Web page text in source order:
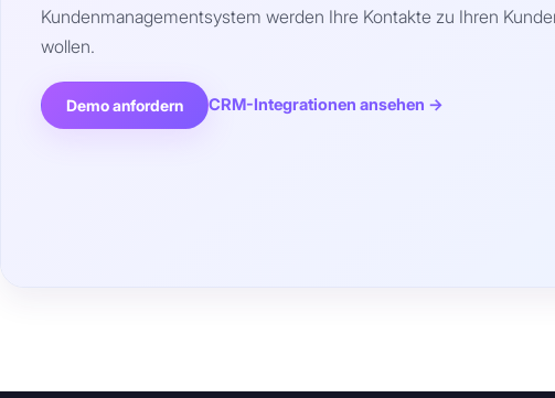
Kundenmanagementsystem werden Ihre Kontakte zu Ihren
wollen.
Demo anfordern CRM-Integrationen ansehen →